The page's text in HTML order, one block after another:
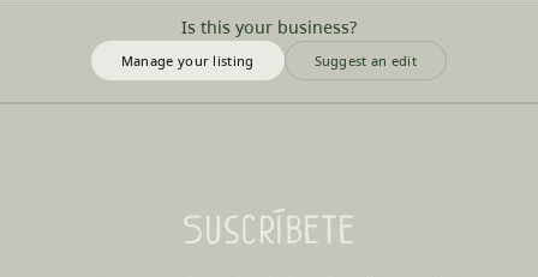
Is this your business?
Manage your listing Suggest an edit
Suscríbete